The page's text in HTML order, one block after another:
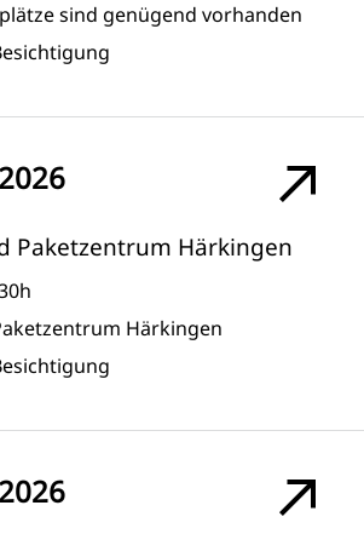
sind genügend vorhanden
2026
Paketzentrum Härkingen
Härkingen
2026